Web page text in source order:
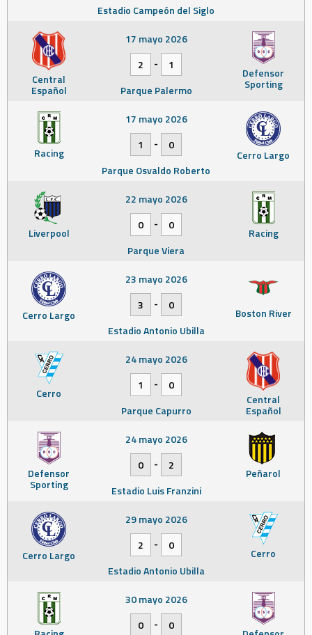
Estadio Campeón del Siglo
Central
Español
Defensor
Sporting
17 mayo 2026
2
-
1
Parque Palermo
Racing Cerro Largo
17 mayo 2026
1
-
0
Parque Osvaldo Roberto
Liverpool Racing
22 mayo 2026
0
-
0
Parque Viera
Cerro Largo Boston River
23 mayo 2026
3
-
0
Estadio Antonio Ubilla
Cerro Central
Español
24 mayo 2026
1
-
0
Parque Capurro
Defensor
Sporting
Peñarol
24 mayo 2026
0
-
2
Estadio Luis Franzini
Cerro Largo Cerro
29 mayo 2026
2
-
0
Estadio Antonio Ubilla
30 mayo 2026
0
- 0